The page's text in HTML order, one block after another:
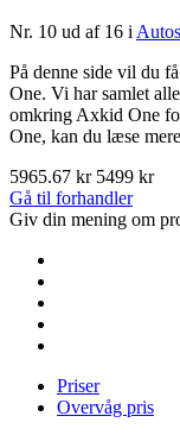
Nr. 10 ud af 16 i
På denne side vil du
One. Vi har samlet
omkring Axkid One
One, kan du læse mere
5965.67 kr 5499 kr
Gå til forhandler
Giv din mening om
Priser
Overvåg pris